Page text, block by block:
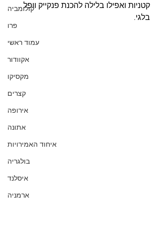
קולומביה
פרו
עמוד ראשי
אקוודור
מקסיקו
קצרים
אירופה
אתונה
איחוד האמירויות
בולגריה
איסלנד
ארמניה
קטניות ואפילו בלילה להכנת פנקייק וופל
בלגי.